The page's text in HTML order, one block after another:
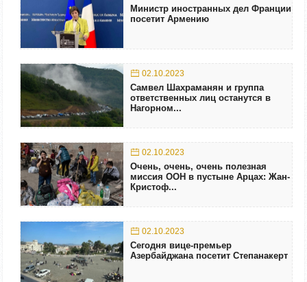
Министр иностранных дел Франции
посетит Армению
02.10.2023
Самвел Шахраманян и группа
ответственных лиц останутся в
Нагорном...
02.10.2023
Очень, очень, очень полезная
миссия ООН в пустыне Арцах: Жан-
Кристоф...
02.10.2023
Сегодня вице-премьер
Азербайджана посетит Степанакерт